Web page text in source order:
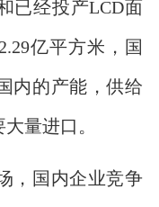
已经投产LCD面
亿平方米，国
内的产能，供给
量进口。
国内企业竞争